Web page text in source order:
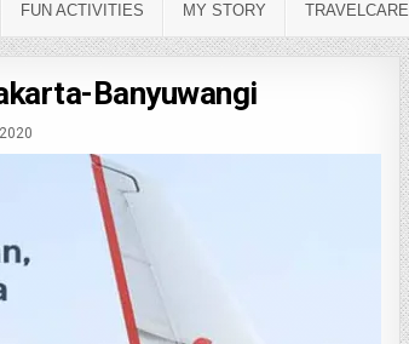
FUN ACTIVITIES MY STORY TRAVELCARE
Banyuwangi